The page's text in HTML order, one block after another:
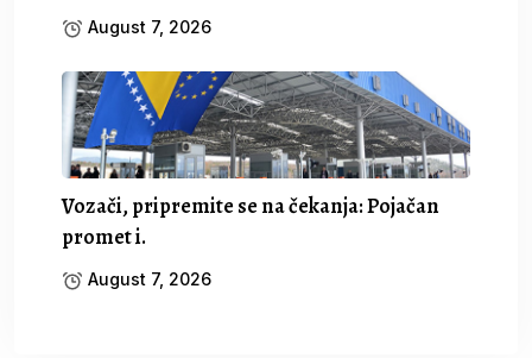
August 7, 2026
Vozači, pripremite se na čekanja: Pojačan
promet i.
August 7, 2026